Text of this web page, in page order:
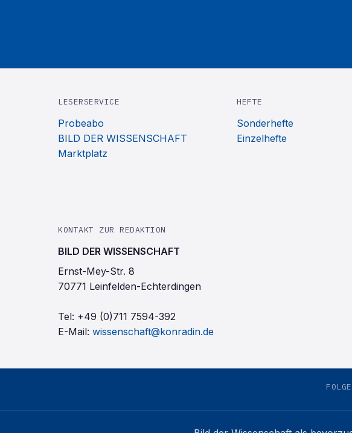
LESERSERVICE
Probeabo
BILD DER WISSENSCHAFT
Marktplatz
HEFTE
Sonderhefte
Einzelhefte
KONTAKT ZUR REDAKTION
BILD DER WISSENSCHAFT
Ernst-Mey-Str. 8
70771 Leinfelden-Echterdingen
Tel: +49 (0)711 7594-392
E-Mail: wissenschaft@konradin.de